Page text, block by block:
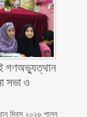
গণঅভ্যুত্থান
সভা ও
দিবস ২০২৬ পালন